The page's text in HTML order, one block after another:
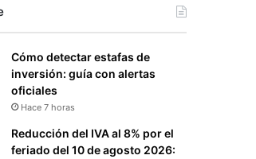
Cómo detectar estafas de
inversión: guía con alertas
oficiales
Hace 7 horas
Reducción del IVA al 8% por el
feriado del 10 de agosto 2026: